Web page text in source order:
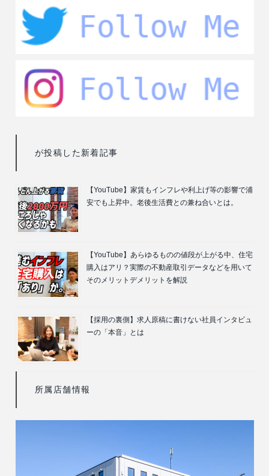
が投稿した新着記事
【YouTube】家賃もインフレや利上げ等の影響で浦
安でも上昇中。老後生活費との兼ね合いとは。
【YouTube】あらゆるものの値段が上がる中、住宅
購入はアリ？実際の不動産取引データなどを用いて
そのメリットデメリットを解説
【採用の裏側】求人原稿に書けない社員インタビュ
ーの「本音」とは
所属店舗情報